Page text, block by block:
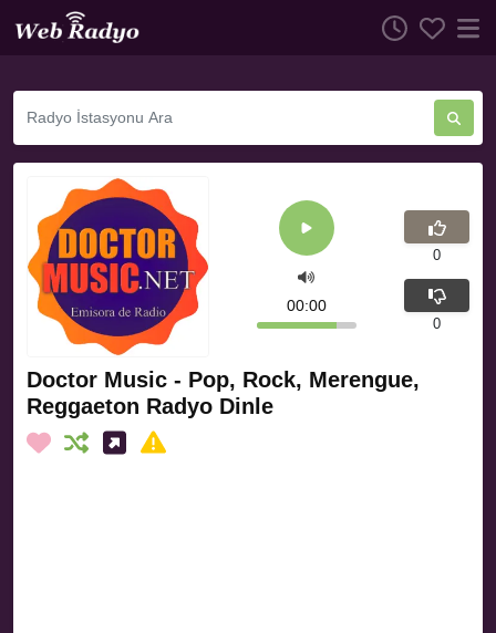
Doctor Music - Pop, Rock, Merengue,
Reggaeton Radyo Dinle
00:00
0
0